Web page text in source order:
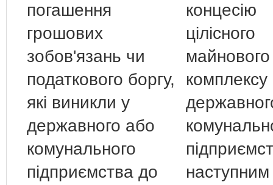
погашення
грошових
зобов'язань чи
податкового боргу,
які виникли у
державного або
комунального
підприємства до
концесію
цілісного
майнового
комплексу
наступним